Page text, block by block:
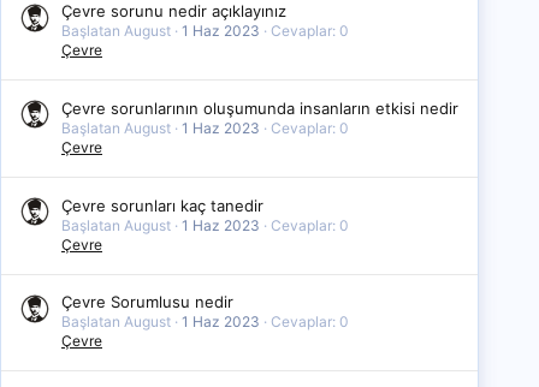
Çevre sorunu nedir açıklayınız
Başlatan August 1 Haz 2023
Cevaplar: 0
Çevre
Çevre sorunlarının oluşumunda insanların etkisi nedir
Başlatan August 1 Haz 2023
Cevaplar: 0
Çevre
Çevre sorunları kaç tanedir
Başlatan August 1 Haz 2023
Cevaplar: 0
Çevre
Çevre Sorumlusu nedir
Başlatan August 1 Haz 2023
Cevaplar: 0
Çevre